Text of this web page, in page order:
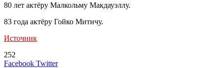
80 лет актёру Малкольму Макдауэллу.
83 года актёру Гойко Митичу.
Источник
252
Facebook TwitterLinkedIn
Tumblr
Reddit
Вконтакте
Одноклассники
Skype
Messenger
Messenger
WhatsApp
Telegram
Viber
Line
Поделиться
Печатать